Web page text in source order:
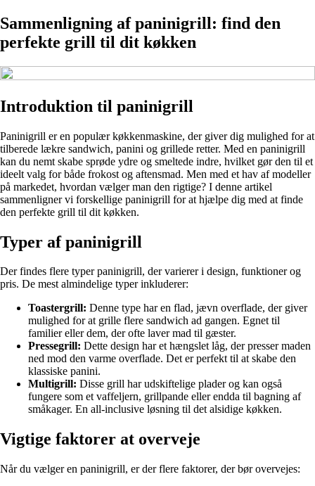
Sammenligning af paninigrill: find den
perfekte grill til dit køkken
Introduktion til paninigrill
Paninigrill er en populær køkkenmaskine, der giver dig mulighed for at
tilberede lækre sandwich, panini og grillede retter. Med en paninigrill
kan du nemt skabe sprøde ydre og smeltede indre, hvilket gør den til et
ideelt valg for både frokost og aftensmad. Men med et hav af modeller
på markedet, hvordan vælger man den rigtige? I denne artikel
sammenligner vi forskellige paninigrill for at hjælpe dig med at finde
den perfekte grill til dit køkken.
Typer af paninigrill
Der findes flere typer paninigrill, der varierer i design, funktioner og
pris. De mest almindelige typer inkluderer:
Toastergrill: Denne type har en flad, jævn overflade, der giver
mulighed for at grille flere sandwich ad gangen. Egnet til
familier eller dem, der ofte laver mad til gæster.
Pressegrill: Dette design har et hængslet låg, der presser maden
ned mod den varme overflade. Det er perfekt til at skabe den
klassiske panini.
Multigrill: Disse grill har udskiftelige plader og kan også
fungere som et vaffeljern, grillpande eller endda til bagning af
småkager. En all-inclusive løsning til det alsidige køkken.
Vigtige faktorer at overveje
Når du vælger en paninigrill, er der flere faktorer, der bør overvejes: